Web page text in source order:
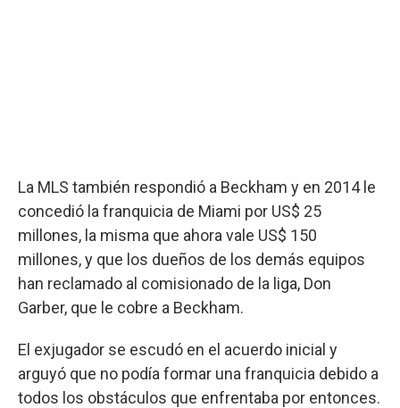
La MLS también respondió a Beckham y en 2014 le
concedió la franquicia de Miami por US$ 25
millones, la misma que ahora vale US$ 150
millones, y que los dueños de los demás equipos
han reclamado al comisionado de la liga, Don
Garber, que le cobre a Beckham.
El exjugador se escudó en el acuerdo inicial y
arguyó que no podía formar una franquicia debido a
todos los obstáculos que enfrentaba por entonces.